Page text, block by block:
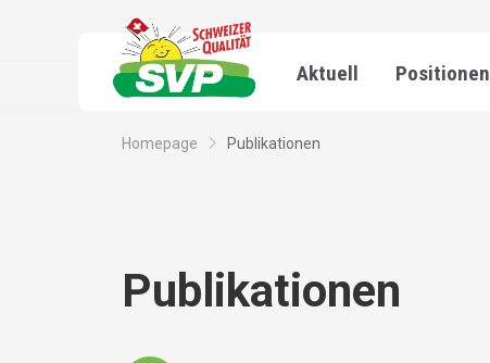
Aktuell Positionen
Homepage Publikationen
Publikationen